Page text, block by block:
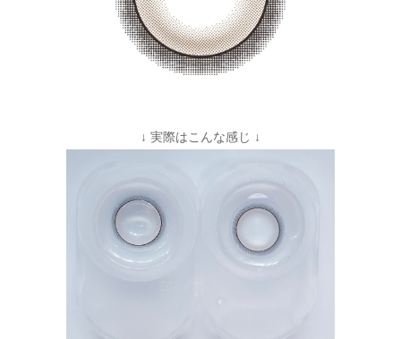
↓ 実際はこんな感じ ↓